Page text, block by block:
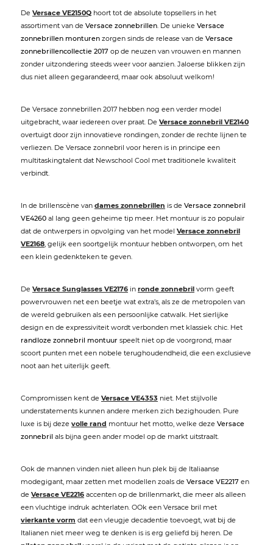
De Versace VE2150Q hoort tot de absolute topsellers in het
assortiment van de Versace zonnebrillen. De unieke Versace
zonnebrillen monturen zorgen sinds de release van de Versace
zonnebrillencollectie 2017 op de neuzen van vrouwen en mannen
zonder uitzondering steeds weer voor aanzien. Jaloerse blikken zijn
dus niet alleen gegarandeerd, maar ook absoluut welkom!
De Versace zonnebrillen 2017 hebben nog een verder model
uitgebracht, waar iedereen over praat. De Versace zonnebril VE2140
overtuigt door zijn innovatieve rondingen, zonder de rechte lijnen te
verliezen. De Versace zonnebril voor heren is in principe een
multitaskingtalent dat Newschool Cool met traditionele kwaliteit
verbindt.
In de brillenscène van dames zonnebrillen is de Versace zonnebril
VE4260 al lang geen geheime tip meer. Het montuur is zo populair
dat de ontwerpers in opvolging van het model Versace zonnebril
VE2168, gelijk een soortgelijk montuur hebben ontworpen, om het
een klein gedenkteken te geven.
De Versace Sunglasses VE2176 in ronde zonnebril vorm geeft
powervrouwen net een beetje wat extra’s, als ze de metropolen van
de wereld gebruiken als een persoonlijke catwalk. Het sierlijke
design en de expressiviteit wordt verbonden met klassiek chic. Het
randloze zonnebril montuur speelt niet op de voorgrond, maar
scoort punten met een nobele terughoudendheid, die een exclusieve
noot aan het uiterlijk geeft.
Compromissen kent de Versace VE4353 niet. Met stijlvolle
understatements kunnen andere merken zich bezighouden. Pure
luxe is bij deze volle rand montuur het motto, welke deze Versace
zonnebril als bijna geen ander model op de markt uitstraalt.
Ook de mannen vinden niet alleen hun plek bij de Italiaanse
modegigant, maar zetten met modellen zoals de Versace VE2217 en
de Versace VE2216 accenten op de brillenmarkt, die meer als alleen
een vluchtige indruk achterlaten. OOk een Versace bril met
vierkante vorm dat een vleugje decadentie toevoegt, wat bij de
Italianen niet meer weg te denken is is erg geliefd bij heren. De